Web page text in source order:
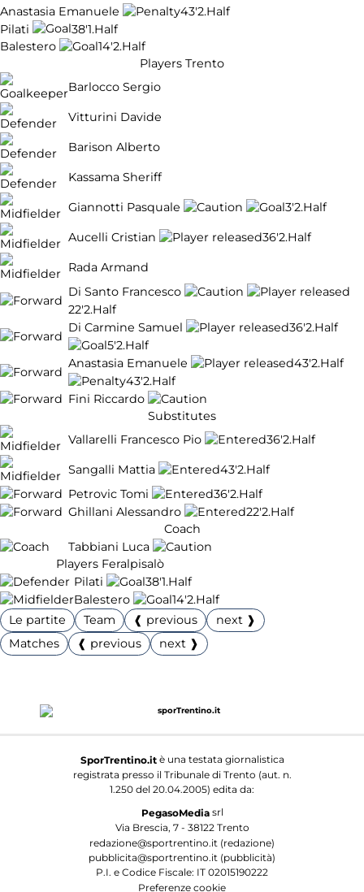
Anastasia Emanuele
43'2.Half
Pilati
38'1.Half
Balestero
14'2.Half
Players Trento
Barlocco Sergio
Vitturini Davide
Barison Alberto
Kassama Sheriff
Giannotti Pasquale 3'2.Half
Aucelli Cristian 36'2.Half
Rada Armand
Di Santo Francesco
22'2.Half
Di Carmine Samuel
36'2.Half
5'2.Half
Anastasia Emanuele
43'2.Half
43'2.Half
Fini Riccardo
Substitutes
Vallarelli Francesco Pio
36'2.Half
Sangalli Mattia 43'2.Half
Petrovic Tomi
36'2.Half
Ghillani Alessandro
22'2.Half
Coach
Tabbiani Luca
Players Feralpisalò
Pilati
38'1.Half
Balestero
14'2.Half
Le partite
Team ❰ previous
next ❱
Matches
❰ previous next ❱
SporTrentino.itè una testata giornalistica
registrata presso il Tribunale di Trento (aut. n.
1.250 del 20.04.2005) edita da:
PegasoMediasrl
Via Brescia, 7 - 38122 Trento
redazione@sportrentino.it (redazione)
pubblicita@sportrentino.it (pubblicità)
P.I. e Codice Fiscale: IT 02015190222
Preferenze cookie